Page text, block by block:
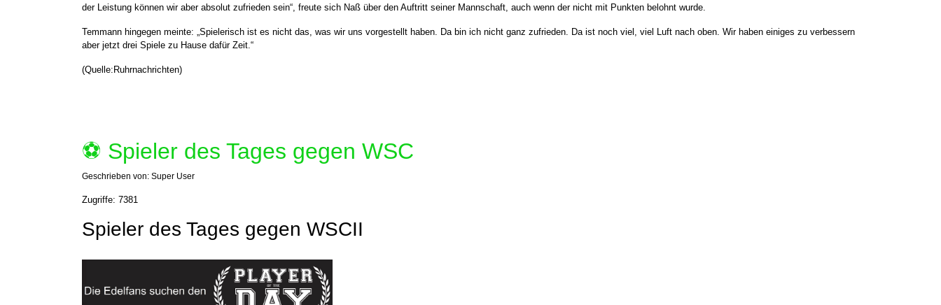
der Leistung können wir aber absolut zufrieden sein“, freute sich Naß über den Auftritt seiner Mannschaft, auch wenn der nicht mit Punkten belohnt wurde.
Temmann hingegen meinte: „Spielerisch ist es nicht das, was wir uns vorgestellt haben. Da bin ich nicht ganz zufrieden. Da ist noch viel, viel Luft nach oben. Wir haben einiges zu verbessern
aber jetzt drei Spiele zu Hause dafür Zeit.“
(Quelle:Ruhrnachrichten)
⚽️ Spieler des Tages gegen WSC
Geschrieben von: Super User
Zugriffe: 7381
Spieler des Tages gegen WSCII